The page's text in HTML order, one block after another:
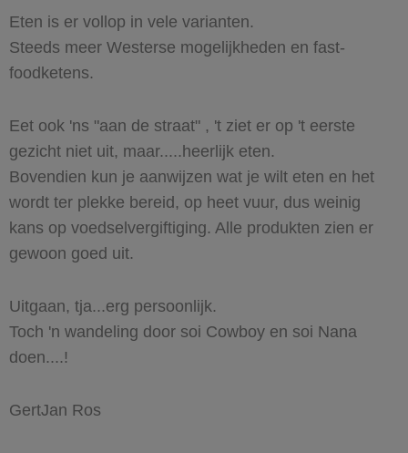
Eten is er vollop in vele varianten.
Steeds meer Westerse mogelijkheden en fast-
foodketens.
Eet ook 'ns "aan de straat" , 't ziet er op 't eerste
gezicht niet uit, maar.....heerlijk eten.
Bovendien kun je aanwijzen wat je wilt eten en het
wordt ter plekke bereid, op heet vuur, dus weinig
kans op voedselvergiftiging. Alle produkten zien er
gewoon goed uit.
Uitgaan, tja...erg persoonlijk.
Toch 'n wandeling door soi Cowboy en soi Nana
doen....!
GertJan Ros